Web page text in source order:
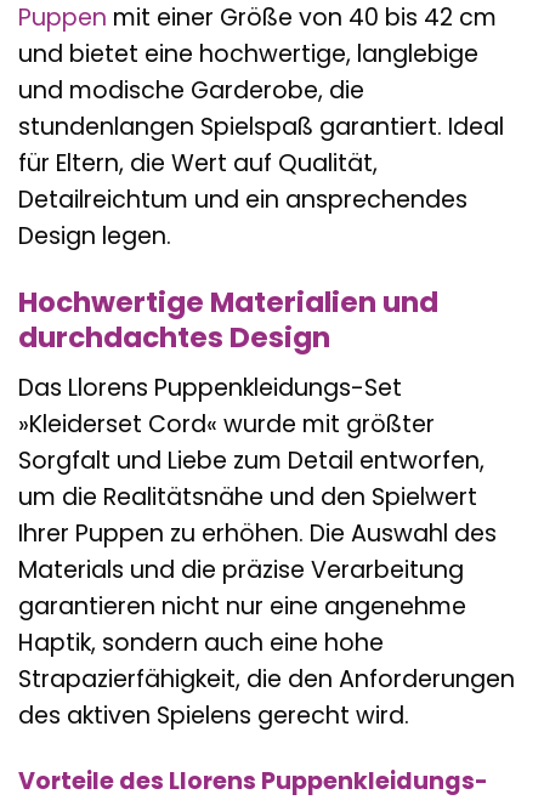
Puppen mit einer Größe von 40 bis 42 cm
und bietet eine hochwertige, langlebige
und modische Garderobe, die
stundenlangen Spielspaß garantiert. Ideal
für Eltern, die Wert auf Qualität,
Detailreichtum und ein ansprechendes
Design legen.
Hochwertige Materialien und
durchdachtes Design
Das Llorens Puppenkleidungs-Set
»Kleiderset Cord« wurde mit größter
Sorgfalt und Liebe zum Detail entworfen,
um die Realitätsnähe und den Spielwert
Ihrer Puppen zu erhöhen. Die Auswahl des
Materials und die präzise Verarbeitung
garantieren nicht nur eine angenehme
Haptik, sondern auch eine hohe
Strapazierfähigkeit, die den Anforderungen
des aktiven Spielens gerecht wird.
Vorteile des Llorens Puppenkleidungs-